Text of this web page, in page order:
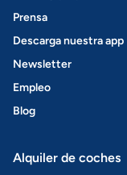
Prensa
Descarga nuestra app
Newsletter
Empleo
Blog
Alquiler de coches